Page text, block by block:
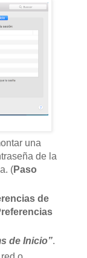
una
de la
(Paso
de
de Inicio”.